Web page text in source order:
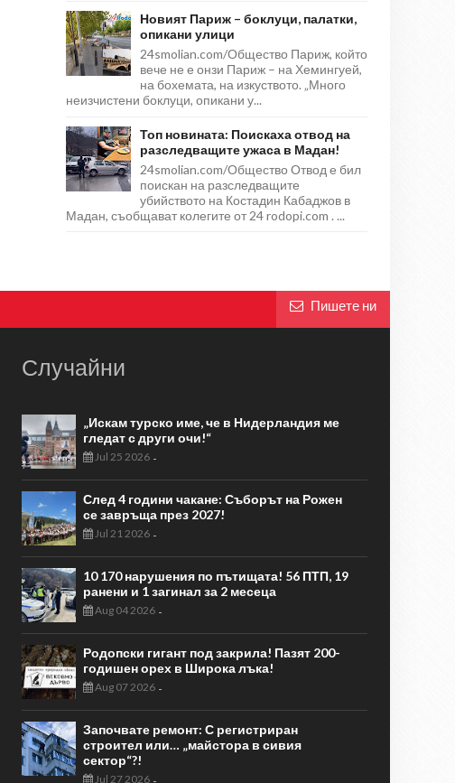
Новият Париж – боклуци, палатки,
опикани улици
24smolian.com/Общество Париж, който
вече не е онзи Париж – на Хемингуей,
на бохемата, на изкуството. „Много
неизчистени боклуци, опикани у...
Топ новината: Поискаха отвод на
разследващите ужаса в Мадан!
24smolian.com/Общество Отвод е бил
поискан на разследващите
убийството на Костадин Кабаджов в
Мадан, съобщават колегите от 24 rodopi.com . ...
Пишете ни
Случайни
„Искам турско име, че в Нидерландия ме
гледат с други очи!“
Jul 25 2026-
След 4 години чакане: Съборът на Рожен
се завръща през 2027!
Jul 21 2026-
10 170 нарушения по пътищата! 56 ПТП, 19
ранени и 1 загинал за 2 месеца
Aug 04 2026-
Родопски гигант под закрила! Пазят 200-
годишен орех в Широка лъка!
Aug 07 2026-
Започвате ремонт: С регистриран
строител или… „майстора в сивия
сектор“?!
Jul 27 2026